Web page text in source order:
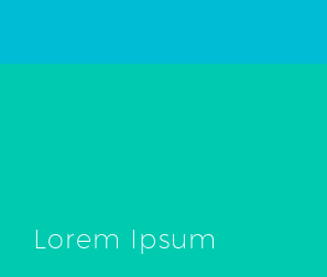
Lorem Ipsum